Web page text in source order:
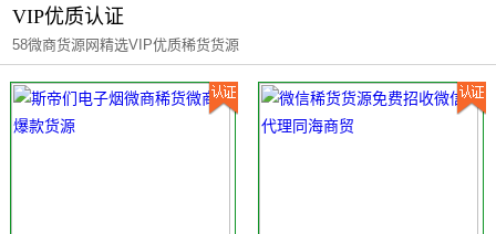
VIP优质认证
58微商货源网精选VIP优质稀货货源